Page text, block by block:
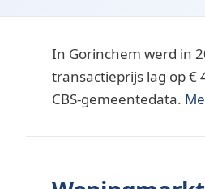
In Gorinchem werd in
transactieprijs lag op €
CBS-gemeentedata.